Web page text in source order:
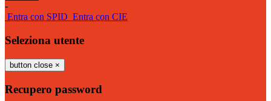
-
Entra con SPID Entra con CIE
Seleziona utente
button close ×
Recupero password